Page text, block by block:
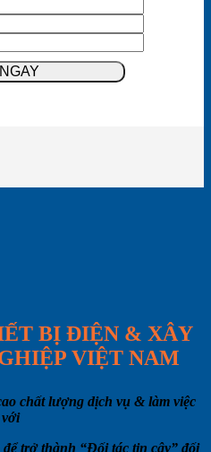
BỊ ĐIỆN & XÂY
VIỆT NAM
chất lượng dịch vụ & làm việc
với
trở thành “Đối tác tin cậy” đối